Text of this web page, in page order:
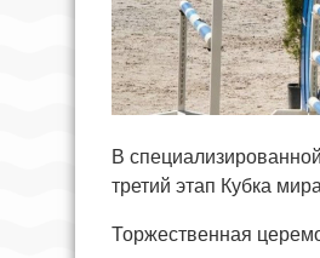
В
третий этап Кубка
Торжественная